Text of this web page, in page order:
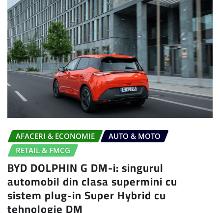
AFACERI & ECONOMIE
AUTO & MOTO
RETAIL & FMCG
BYD DOLPHIN G DM-i: singurul
automobil din clasa supermini cu
sistem plug-in Super Hybrid cu